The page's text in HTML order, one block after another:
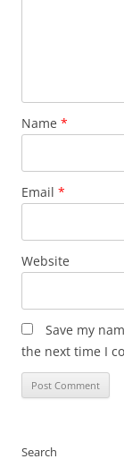
Name *
Email *
Website
Save my
the next time I
Search